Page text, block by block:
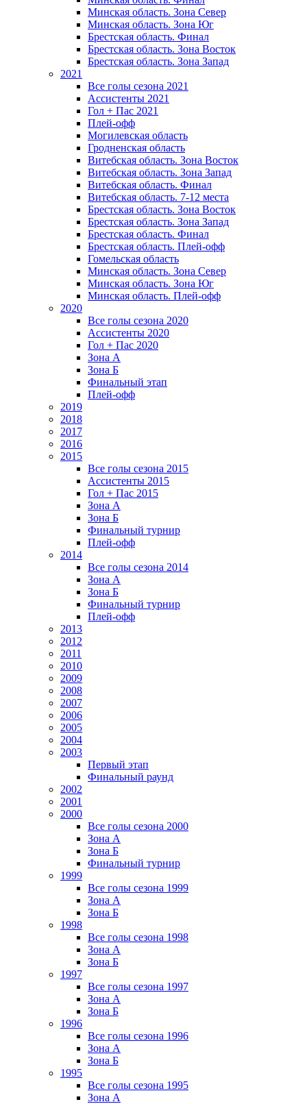
Минская область. Зона Север
Минская область. Зона Юг
Брестская область. Финал
Брестская область. Зона Восток
Брестская область. Зона Запад
2021
Все голы сезона 2021
Ассистенты 2021
Гол + Пас 2021
Плей-офф
Могилевская область
Гродненская область
Витебская область. Зона Восток
Витебская область. Зона Запад
Витебская область. Финал
Витебская область. 7-12 места
Брестская область. Зона Восток
Брестская область. Зона Запад
Брестская область. Финал
Брестская область. Плей-офф
Гомельская область
Минская область. Зона Север
Минская область. Зона Юг
Минская область. Плей-офф
2020
Все голы сезона 2020
Ассистенты 2020
Гол + Пас 2020
Зона А
Зона Б
Финальный этап
Плей-офф
2019
2018
2017
2016
2015
Все голы сезона 2015
Ассистенты 2015
Гол + Пас 2015
Зона А
Зона Б
Финальный турнир
Плей-офф
2014
Все голы сезона 2014
Зона А
Зона Б
Финальный турнир
Плей-офф
2013
2012
2011
2010
2009
2008
2007
2006
2005
2004
2003
Первый этап
Финальный раунд
2002
2001
2000
Все голы сезона 2000
Зона А
Зона Б
Финальный турнир
1999
Все голы сезона 1999
Зона А
Зона Б
1998
Все голы сезона 1998
Зона А
Зона Б
1997
Все голы сезона 1997
Зона А
Зона Б
1996
Все голы сезона 1996
Зона А
Зона Б
1995
Все голы сезона 1995
Зона А